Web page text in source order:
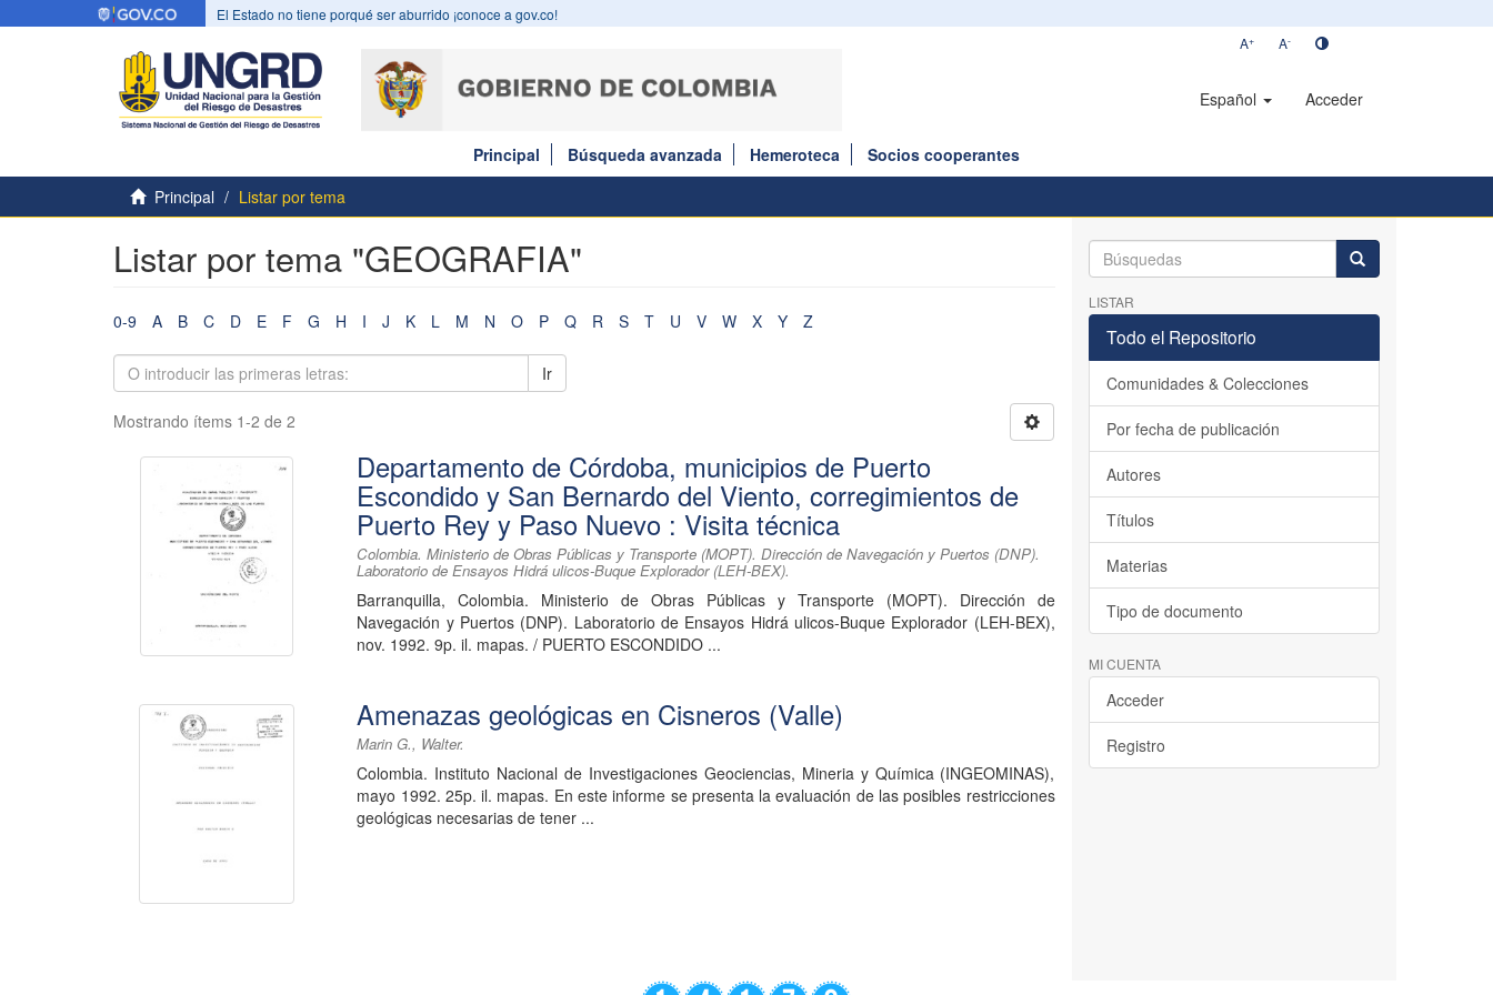
El Estado no tiene porqué ser aburrido ¡conoce a gov.co!
A+ A-
Español Acceder
Principal Búsqueda avanzada Hemeroteca
Socios cooperantes
Principal
Listar por tema
Listar por tema "GEOGRAFIA"
0-9 A B C D E F G H I J K L M N O P Q R S T U V W X Y Z
Ir
Mostrando ítems 1-2 de 2
Departamento de Córdoba, municipios de Puerto
Escondido y San Bernardo del Viento, corregimientos de
Puerto Rey y Paso Nuevo : Visita técnica
Colombia. Ministerio de Obras Públicas y Transporte (MOPT). Dirección de Navegación y Puertos (DNP).
Laboratorio de Ensayos Hidrá ulicos-Buque Explorador (LEH-BEX).
Barranquilla, Colombia. Ministerio de Obras Públicas y Transporte (MOPT). Dirección de
Navegación y Puertos (DNP). Laboratorio de Ensayos Hidrá ulicos-Buque Explorador (LEH-BEX),
nov. 1992. 9p. il. mapas. / PUERTO ESCONDIDO ...
Amenazas geológicas en Cisneros (Valle)
Marin G., Walter.
Colombia. Instituto Nacional de Investigaciones Geociencias, Mineria y Química (INGEOMINAS),
mayo 1992. 25p. il. mapas. En este informe se presenta la evaluación de las posibles restricciones
geológicas necesarias de tener ...
LISTAR
Todo el Repositorio
Comunidades & Colecciones
Por fecha de publicación
Autores
Títulos
Materias
Tipo de documento
MI CUENTA
Acceder
Registro